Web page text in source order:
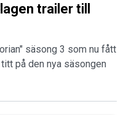
trailer till
säsong 3 som nu fått
på den nya säsongen